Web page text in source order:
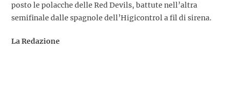
posto le polacche delle Red Devils, battute nell’altra
semifinale dalle spagnole dell’Higicontrol a fil di sirena.
La Redazione